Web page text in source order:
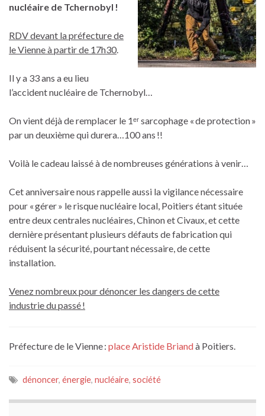
nucléaire de Tchernobyl !
RDV devant la préfecture de
le Vienne à partir de 17h30
Il y a 33 ans a eu lieu
l’accident nucléaire de Tchernobyl…
On vient déjà de remplacer le 1ᵉʳ sarcophage « de protection »
par un deuxième qui durera…100 ans !!
Voilà le cadeau laissé à de nombreuses générations à venir…
Cet anniversaire nous rappelle aussi la vigilance nécessaire
pour « gérer » le risque nucléaire local, Poitiers étant située
entre deux centrales nucléaires, Chinon et Civaux, et cette
dernière présentant plusieurs défauts de fabrication qui
réduisent la sécurité, pourtant nécessaire, de cette
installation.
Venez nombreux pour dénoncer les dangers de cette
industrie du passé !
Préfecture de le Vienne : place Aristide Briandà Poitiers.
dénoncer, énergie, nucléaire, société